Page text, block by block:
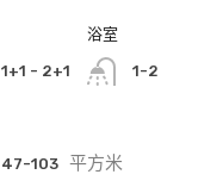
1+1 - 2+1
浴室
1-2
47-103 平方米